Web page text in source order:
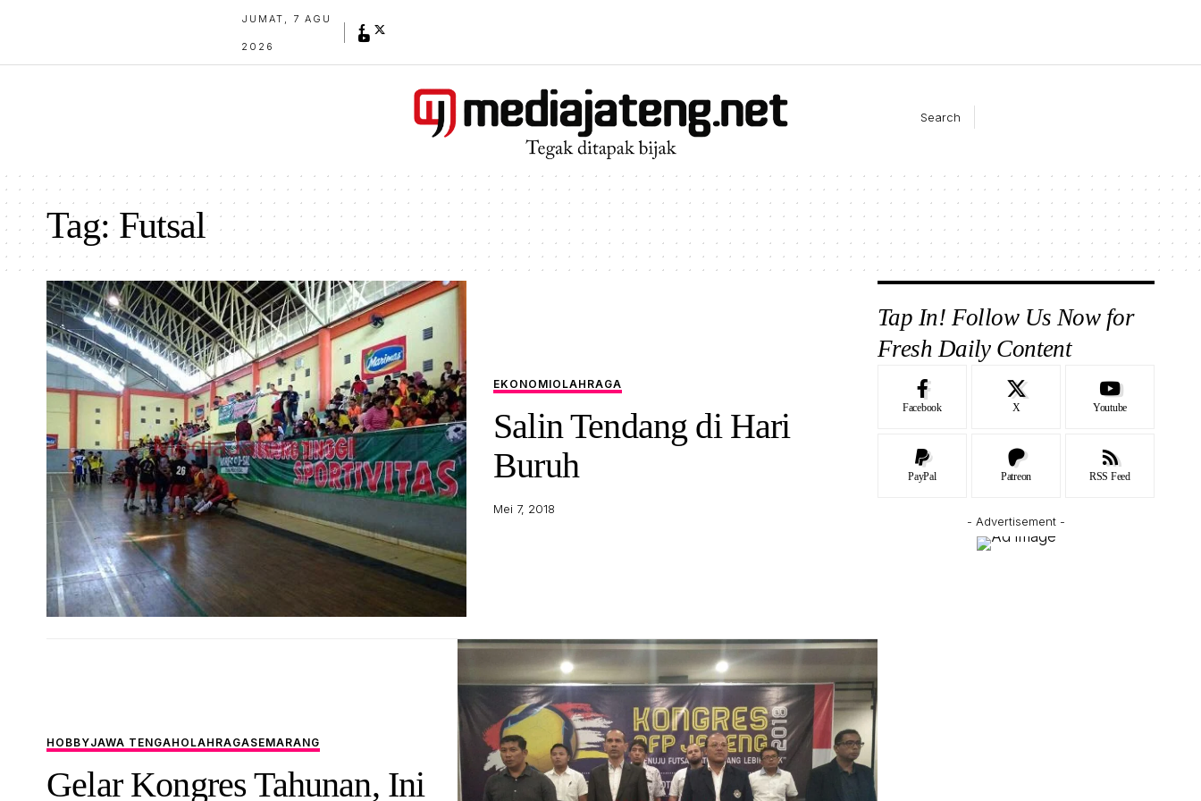
JUMAT, 7 AGU
2026
Search
Tag:Futsal
EKONOMIOLAHRAGA
Salin Tendang di Hari
Buruh
Mei 7, 2018
HOBBYJAWA TENGAH OLAHRAGASEMARANG
Gelar Kongres Tahunan, Ini
Tap In! Follow Us Now for
Fresh Daily Content
Facebook X Youtube
PayPal Patreon RSS Feed
- Advertisement -